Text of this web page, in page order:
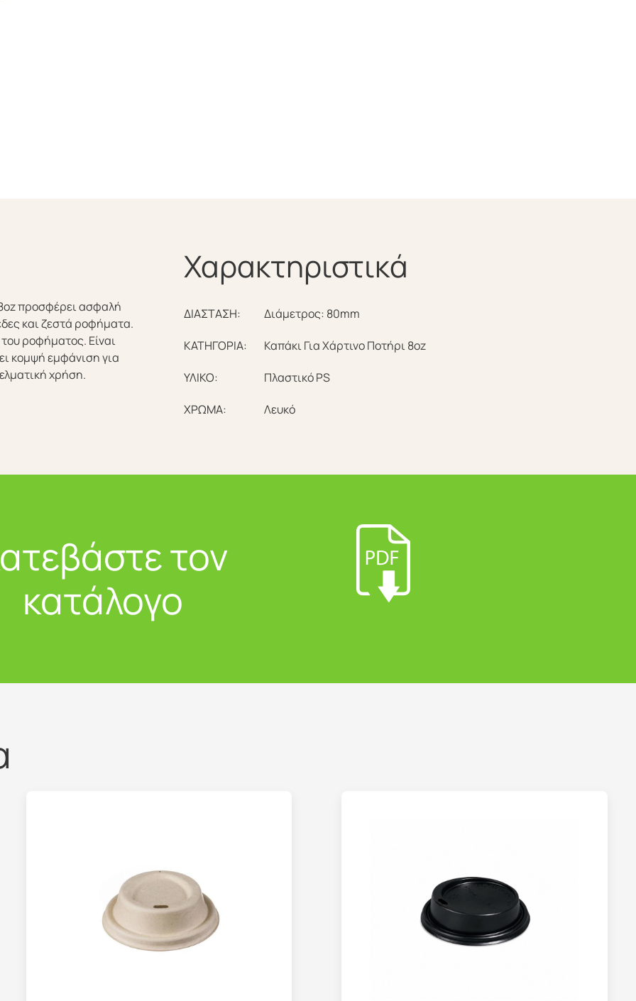
προσφέρει ασφαλή
και ζεστά ροφήματα.
ροφήματος. Είναι
κομψή εμφάνιση για
χρήση.
Χαρακτηριστικά
ΔΙΑΣΤΑΣΗ: Διάμετρος: 80mm
ΚΑΤΗΓΟΡΙΑ: Καπάκι Για Χάρτινο Ποτήρι 8oz
ΥΛΙΚΟ: Πλαστικό PS
ΧΡΩΜΑ: Λευκό
τον
κατάλογο